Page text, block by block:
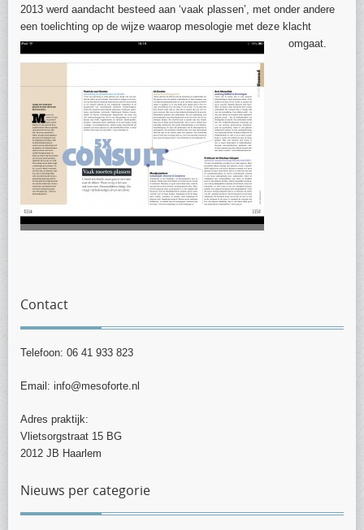
2013 werd aandacht besteed aan ‘vaak plassen’, met onder andere
een toelichting op de wijze waarop mesologie met deze klacht
omgaat.
Contact
Telefoon: 06 41 933 823
Email: info@mesoforte.nl
Adres praktijk:
Vlietsorgstraat 15 BG
2012 JB Haarlem
Nieuws per categorie